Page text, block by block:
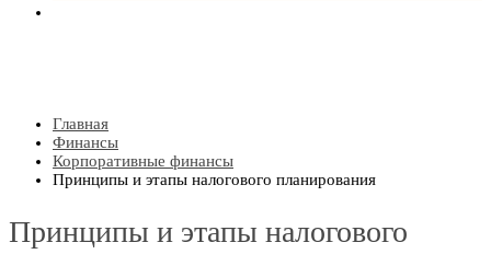
Главная
Финансы
Корпоративные финансы
Принципы и этапы налогового планирования
Принципы и этапы налогового